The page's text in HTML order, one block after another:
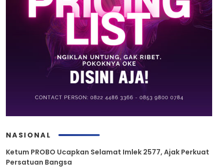
NASIONAL
Ketum PROBO Ucapkan Selamat Imlek 2577, Ajak Perkuat
Persatuan Bangsa